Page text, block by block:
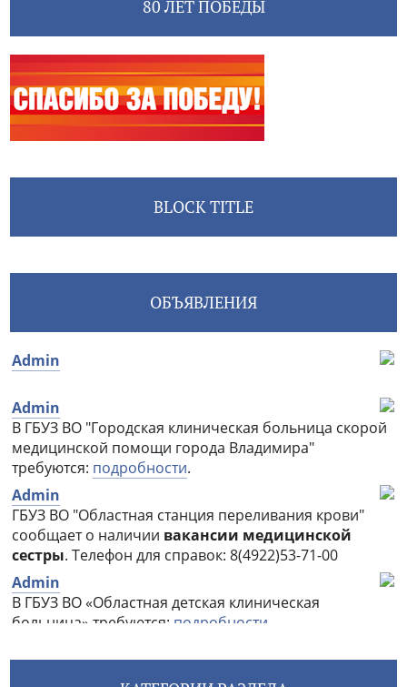
80 ЛЕТ ПОБЕДЫ
BLOCK TITLE
ОБЪЯВЛЕНИЯ